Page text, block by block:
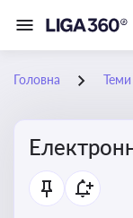
Головна Теми